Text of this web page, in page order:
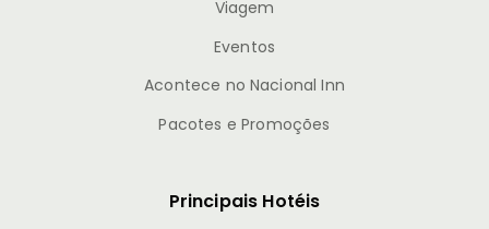
Viagem
Eventos
Acontece no Nacional Inn
Pacotes e Promoções
Principais Hotéis